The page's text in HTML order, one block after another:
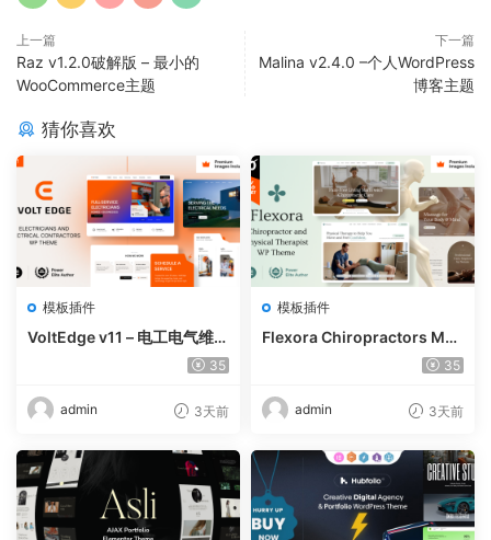
上一篇
Raz v1.2.0破解版 – 最小的
WooCommerce主题
下一篇
Malina v2.4.0 –个人WordPress
博客主题
猜你喜欢
模板插件
VoltEdge v11 – 电工电气维修
35
admin 3天前
模板插件
Flexora Chiropractors Mes
sage and Physical Therapi
35
admin 3天前